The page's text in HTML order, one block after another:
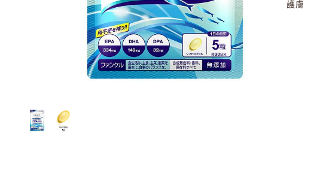
AVANCE
AXXZIA
B
&BE 河北裕介 andBe
護膚